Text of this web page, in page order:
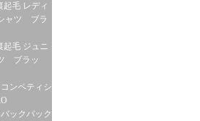
起毛 レディ
ャツ ブラ
起毛 ジュニ
ブラッ
コンペティシ
バックパック